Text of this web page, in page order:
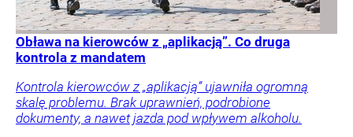
Obława na kierowców z „aplikacją”. Co druga
kontrola z mandatem
Kontrola kierowców z „aplikacją” ujawniła ogromną
skalę problemu. Brak uprawnień, podrobione
dokumenty, a nawet jazda pod wpływem alkoholu.